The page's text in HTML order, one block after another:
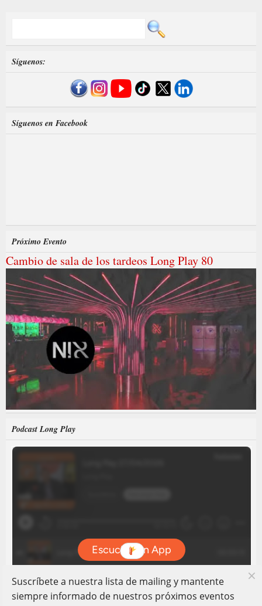
Síguenos:
Síguenos en Facebook
Próximo Evento
Cambio de sala de los tardeos Long Play 80
Podcast Long Play
Suscríbete a nuestra lista de mailing y mantente
siempre informado de nuestros próximos eventos